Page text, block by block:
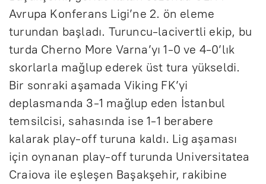
Avrupa Konferans Ligi’ne 2. ön eleme
turundan başladı. Turuncu-lacivertli ekip, bu
turda Cherno More Varna’yı 1-0 ve 4-0’lık
skorlarla mağlup ederek üst tura yükseldi.
Bir sonraki aşamada Viking FK’yi
deplasmanda 3-1 mağlup eden İstanbul
temsilcisi, sahasında ise 1-1 berabere
kalarak play-off turuna kaldı. Lig aşaması
için oynanan play-off turunda Universitatea
Craiova ile eşleşen Başakşehir, rakibine